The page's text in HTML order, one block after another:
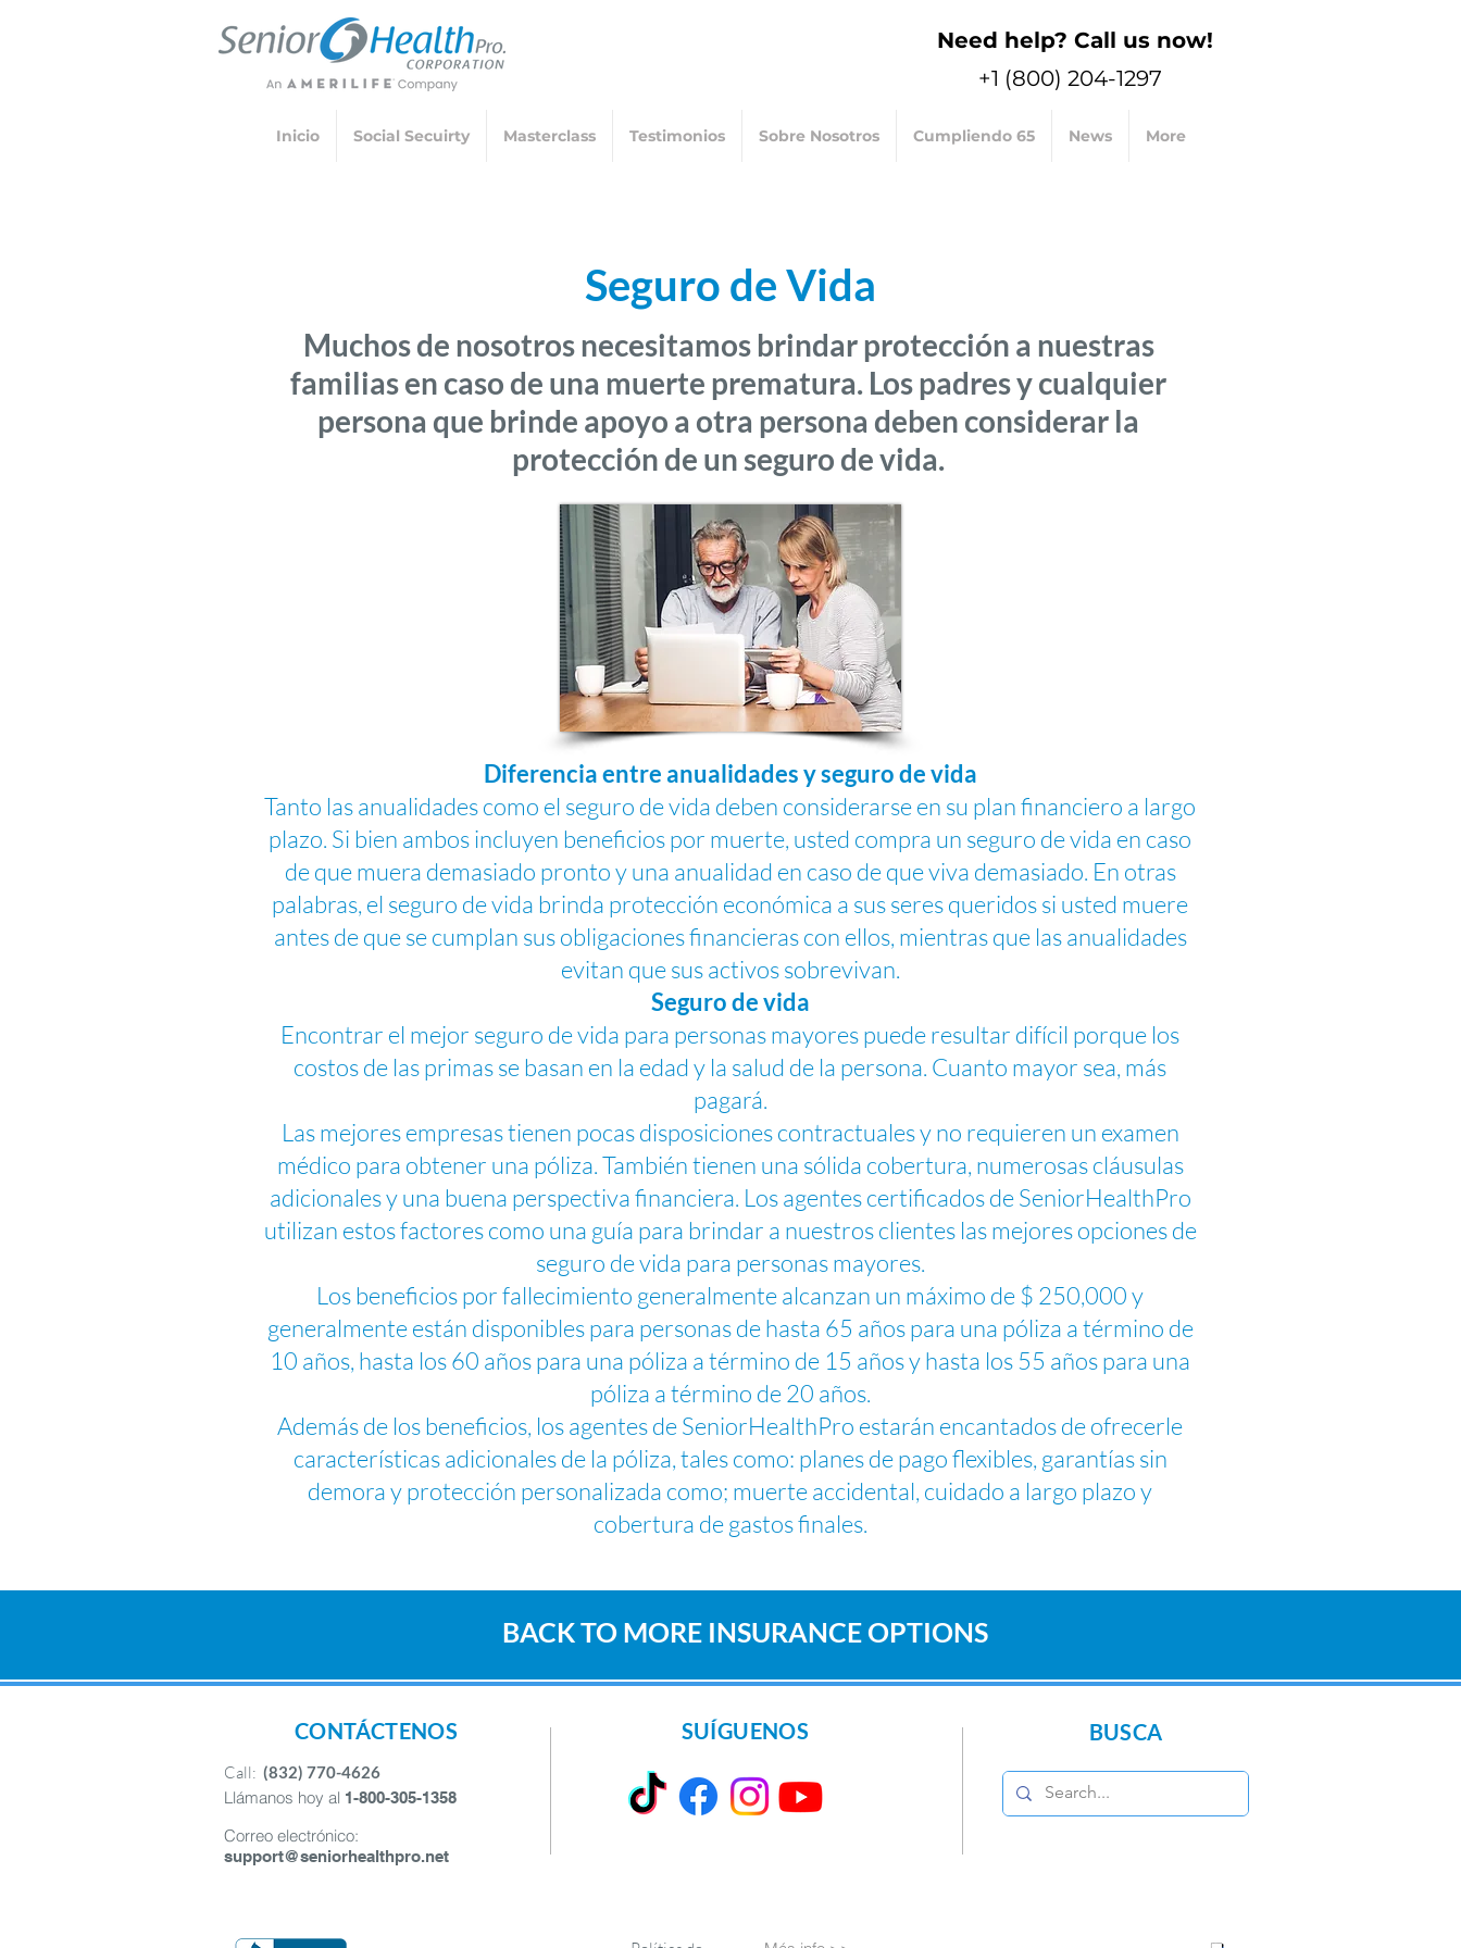
Need help? Call us now!
+1 (800) 204-1297
Inicio Social Secuirty Masterclass Testimonios Sobre Nosotros Cumpliendo 65 News More
Seguro de Vida
Muchos de nosotros necesitamos brindar protección a nuestras
familias en caso de una muerte prematura. Los padres y cualquier
persona que brinde apoyo a otra persona deben considerar la
protección de un seguro de vida.
Diferencia entre anualidades y seguro de vida
Tanto las anualidades como el seguro de vida deben considerarse en su plan financiero a largo
plazo. Si bien ambos incluyen beneficios por muerte, usted compra un seguro de vida en caso
de que muera demasiado pronto y una anualidad en caso de que viva demasiado. En otras
palabras, el seguro de vida brinda protección económica a sus seres queridos si usted muere
antes de que se cumplan sus obligaciones financieras con ellos, mientras que las anualidades
evitan que sus activos sobrevivan.
Seguro de vida
Encontrar el mejor seguro de vida para personas mayores puede resultar difícil porque los
costos de las primas se basan en la edad y la salud de la persona. Cuanto mayor sea, más
pagará.
Las mejores empresas tienen pocas disposiciones contractuales y no requieren un examen
médico para obtener una póliza. También tienen una sólida cobertura, numerosas cláusulas
adicionales y una buena perspectiva financiera. Los agentes certificados de SeniorHealthPro
utilizan estos factores como una guía para brindar a nuestros clientes las mejores opciones de
seguro de vida para personas mayores.
Los beneficios por fallecimiento generalmente alcanzan un máximo de $ 250,000 y
generalmente están disponibles para personas de hasta 65 años para una póliza a término de
10 años, hasta los 60 años para una póliza a término de 15 años y hasta los 55 años para una
póliza a término de 20 años.
Además de los beneficios, los agentes de SeniorHealthPro estarán encantados de ofrecerle
características adicionales de la póliza, tales como: planes de pago flexibles, garantías sin
demora y protección personalizada como; muerte accidental, cuidado a largo plazo y
cobertura de gastos finales.
BACK TO MORE INSURANCE OPTIONS
Llámanos hoy al 1-800-305-1358
CONTÁCTENOS
Correo electrónico:
support@seniorhealthpro.net
Call: (832) 770-4626
SUÍGUENOS BUSCA